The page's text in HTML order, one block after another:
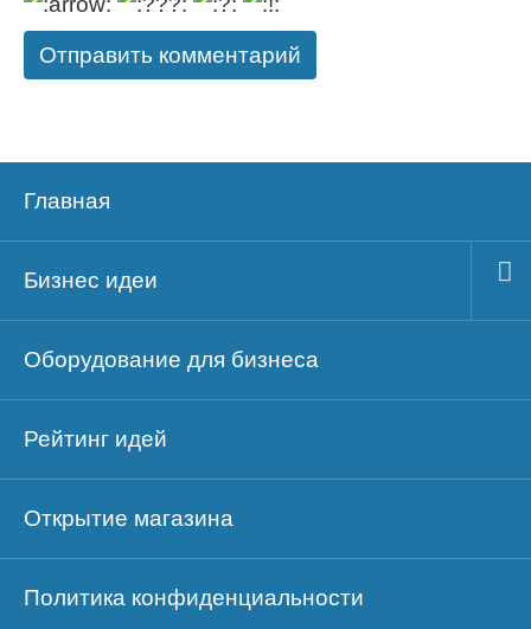
Главная
Бизнес идеи
Оборудование для бизнеса
Рейтинг идей
Открытие магазина
Политика конфиденциальности